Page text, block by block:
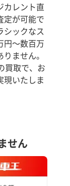
カレント直
定が可能で
シックなス
円～数百万
ません。
買取で、お
現いたしま
せん